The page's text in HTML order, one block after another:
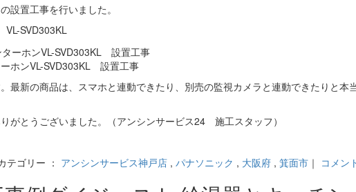
設置工事を行いました。
SVD303KL
ホンVL-SVD303KL 設置工事
最新の商品は、スマホと連動できたり、別売の監視カメラと連動できたりと本
がとうございました。（アンシンサービス24 施工スタッフ）
ゴリー ： アンシンサービス神戸店 , パナソニック , 大阪府 , 箕面市 ｜ コメン